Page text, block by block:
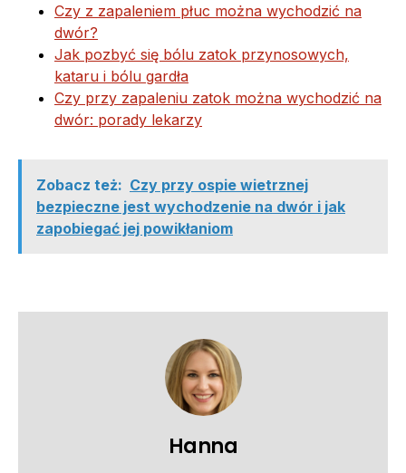
Czy z zapaleniem płuc można wychodzić na
dwór?
Jak pozbyć się bólu zatok przynosowych,
kataru i bólu gardła
Czy przy zapaleniu zatok można wychodzić na
dwór: porady lekarzy
Zobacz też: Czy przy ospie wietrznej
bezpieczne jest wychodzenie na dwór i jak
zapobiegać jej powikłaniom
Hanna